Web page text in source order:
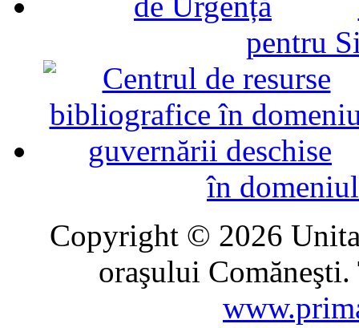
pentru
în
Copyright © 2026
oraşului